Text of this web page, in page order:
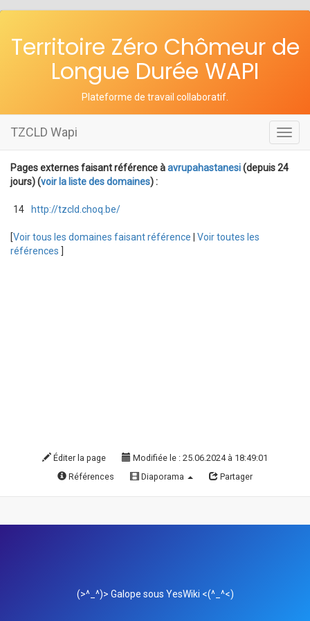
Territoire Zéro Chômeur de
Longue Durée WAPI
Plateforme de travail collaboratif
TZCLD Wapi
Pages externes faisant référence àavrupahastanesi(depuis 24
jours) (voir la liste des domaines) :
14 http://tzcld.choq.be/
[Voir tous les domaines faisant référence
Voir toutes les
références
Éditer la page
Modifiée le : 25.06.2024 à 18:49:01
Références
Diaporama Partager
(>^_^)> Galope sous YesWiki <(^_^<)